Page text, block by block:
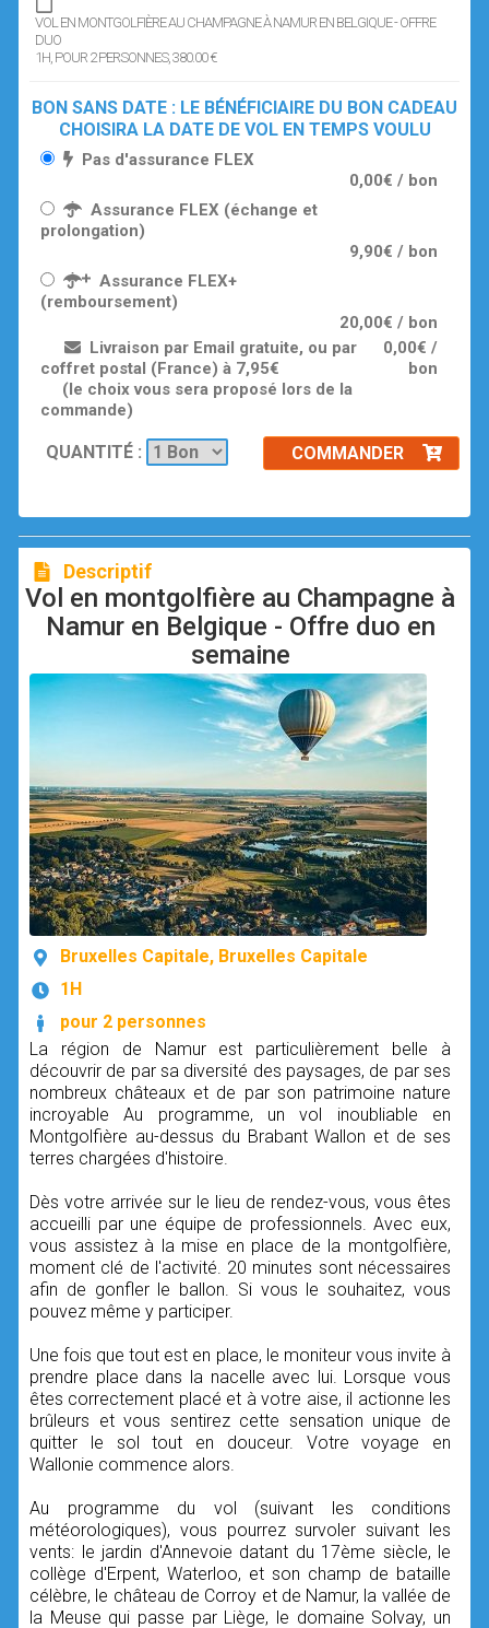
VOL EN MONTGOLFIÈRE AU CHAMPAGNE À NAMUR EN BELGIQUE - OFFRE
DUO
1H, POUR 2 PERSONNES, 380.00 €
BON SANS DATE : LE BÉNÉFICIAIRE DU BON CADEAU
CHOISIRA LA DATE DE VOL EN TEMPS VOULU
Pas d'assurance FLEX
0,00€ / bon
Assurance FLEX (échange et
prolongation)
9,90€ / bon
Assurance FLEX+
(remboursement)
20,00€ / bon
Livraison par Email gratuite, ou par
coffret postal (France) à 7,95€
(le choix vous sera proposé lors de la
commande)
0,00€ /
bon
QUANTITÉ : COMMANDER
Descriptif
Vol en montgolfière au Champagne à
Namur en Belgique - Offre duo en
semaine
Bruxelles Capitale, Bruxelles Capitale
1H
pour 2 personnes
La région de Namur est particulièrement belle à
découvrir de par sa diversité des paysages, de par ses
nombreux châteaux et de par son patrimoine nature
incroyable Au programme, un vol inoubliable en
Montgolfière au-dessus du Brabant Wallon et de ses
terres chargées d'histoire.
Dès votre arrivée sur le lieu de rendez-vous, vous êtes
accueilli par une équipe de professionnels. Avec eux,
vous assistez à la mise en place de la montgolfière,
moment clé de l'activité. 20 minutes sont nécessaires
afin de gonfler le ballon. Si vous le souhaitez, vous
pouvez même y participer.
Une fois que tout est en place, le moniteur vous invite à
prendre place dans la nacelle avec lui. Lorsque vous
êtes correctement placé et à votre aise, il actionne les
brûleurs et vous sentirez cette sensation unique de
quitter le sol tout en douceur. Votre voyage en
Wallonie commence alors.
Au programme du vol (suivant les conditions
météorologiques), vous pourrez survoler suivant les
vents: le jardin d'Annevoie datant du 17ème siècle, le
collège d'Erpent, Waterloo, et son champ de bataille
célèbre, le château de Corroy et de Namur, la vallée de
la Meuse qui passe par Liège, le domaine Solvay, un